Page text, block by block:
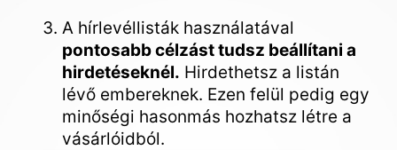
A hírlevéllisták használatával
pontosabb célzást tudsz beállítani a
hirdetéseknél. Hirdethetsz a listán
lévő embereknek. Ezen felül pedig egy
minőségi hasonmás hozhatsz létre a
vásárlóidból.